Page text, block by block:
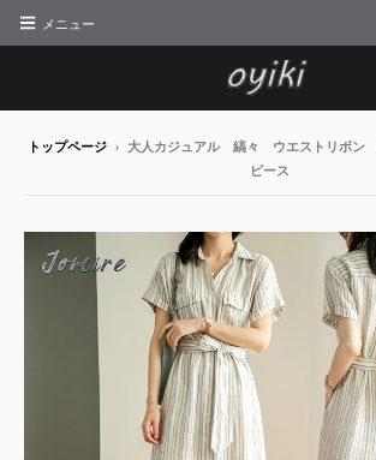
メニュー
トップページ › 大人カジュアル 縞々 ウエストリボン
ピース